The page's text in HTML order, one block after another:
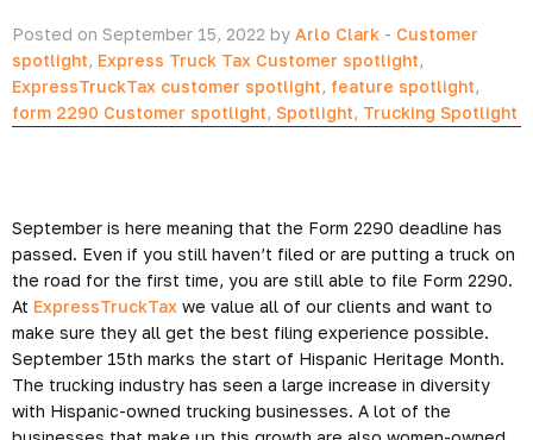
Posted on September 15, 2022 by Arlo Clark - Customer
spotlight, Express Truck Tax Customer spotlight,
ExpressTruckTax customer spotlight, feature spotlight,
form 2290 Customer spotlight, Spotlight, Trucking Spotlight
September is here meaning that the Form 2290 deadline has
passed. Even if you still haven’t filed or are putting a truck on
the road for the first time, you are still able to file Form 2290.
At ExpressTruckTax we value all of our clients and want to
make sure they all get the best filing experience possible.
September 15th marks the start of Hispanic Heritage Month.
The trucking industry has seen a large increase in diversity
with Hispanic-owned trucking businesses. A lot of the